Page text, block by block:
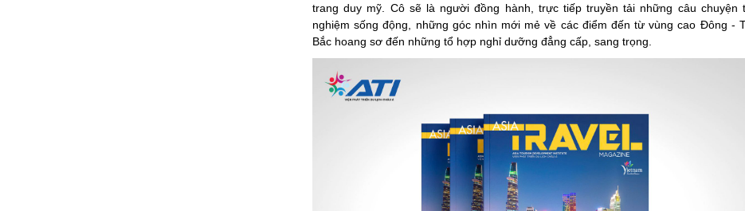
trang duy mỹ. Cô sẽ là người đồng hành, trực tiếp truyền tải những câu chuyện
nghiệm sống động, những góc nhìn mới mẻ về các điểm đến từ vùng cao Đông -
Bắc hoang sơ đến những tổ hợp nghỉ dưỡng đẳng cấp, sang trọng.